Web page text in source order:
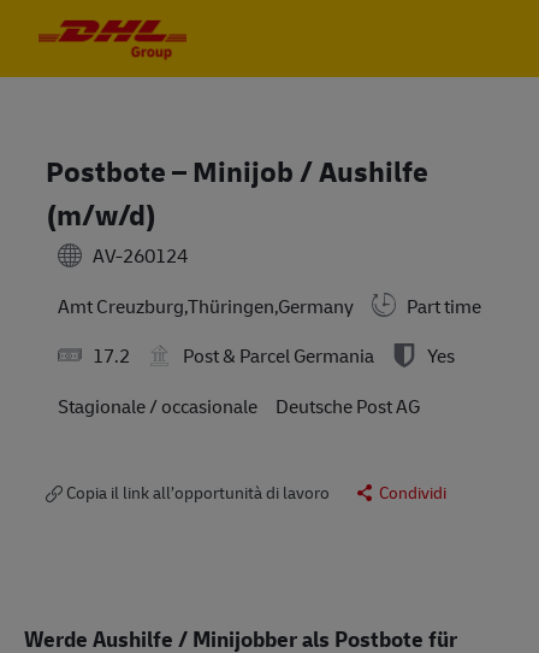
Postbote – Minijob / Aushilfe
(m/w/d)
AV-260124
Amt Creuzburg,Thüringen,Germany
Part time
17.2
Post & Parcel Germania
Yes
Stagionale / occasionale
Deutsche Post AG
Copia il link all’opportunità di lavoro Condividi
Werde Aushilfe / Minijobber als Postbote für